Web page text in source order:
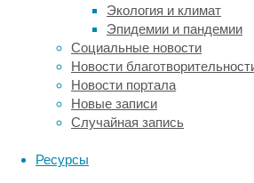
Экология и климат
Эпидемии и пандемии
Социальные новости
Новости
Новости портала
Новые записи
Случайная запись
Ресурсы
четверть
случаев
инсультов
у
молодых.
А
до
процентов